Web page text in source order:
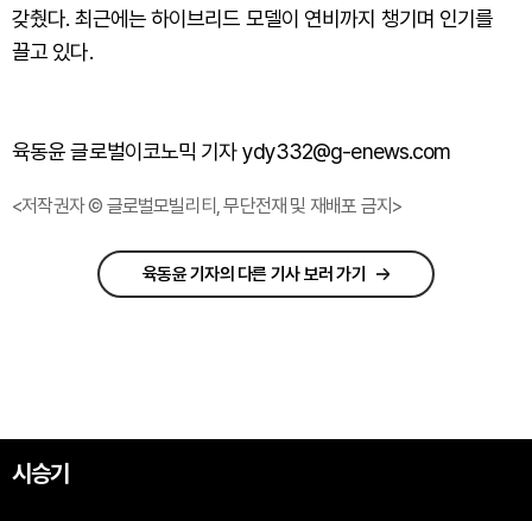
갖췄다. 최근에는 하이브리드 모델이 연비까지 챙기며 인기를
끌고 있다.
육동윤 글로벌이코노믹 기자 ydy332@g-enews.com
<저작권자 © 글로벌모빌리티, 무단전재 및 재배포 금지>
육동윤 기자의 다른 기사 보러 가기
시승기